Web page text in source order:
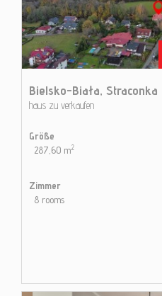
Bielsko-Biała, Straconka
haus zu verkaufen
Größe
287,60 m2
Zimmer
8 rooms